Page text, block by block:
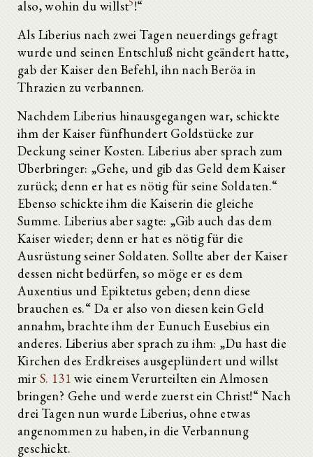
also, wohin du willst !“
Als Liberius nach zwei Tagen neuerdings gefragt
wurde und seinen Entschluß nicht geändert hatte,
gab der Kaiser den Befehl, ihn nach Beröa in
Thrazien zu verbannen.
Nachdem Liberius hinausgegangen war, schickte
ihm der Kaiser fünfhundert Goldstücke zur
Deckung seiner Kosten. Liberius aber sprach zum
Überbringer: „Gehe, und gib das Geld dem Kaiser
zurück; denn er hat es nötig für seine Soldaten.“
Ebenso schickte ihm die Kaiserin die gleiche
Summe. Liberius aber sagte: „Gib auch das dem
Kaiser wieder; denn er hat es nötig für die
Ausrüstung seiner Soldaten. Sollte aber der Kaiser
dessen nicht bedürfen, so möge er es dem
Auxentius und Epiktetus geben; denn diese
brauchen es.“ Da er also von diesen kein Geld
annahm, brachte ihm der Eunuch Eusebius ein
anderes. Liberius aber sprach zu ihm: „Du hast die
Kirchen des Erdkreises ausgeplündert und willst
mir S. 131 wie einem Verurteilten ein Almosen
bringen? Gehe und werde zuerst ein Christ!“ Nach
drei Tagen nun wurde Liberius, ohne etwas
angenommen zu haben, in die Verbannung
geschickt.